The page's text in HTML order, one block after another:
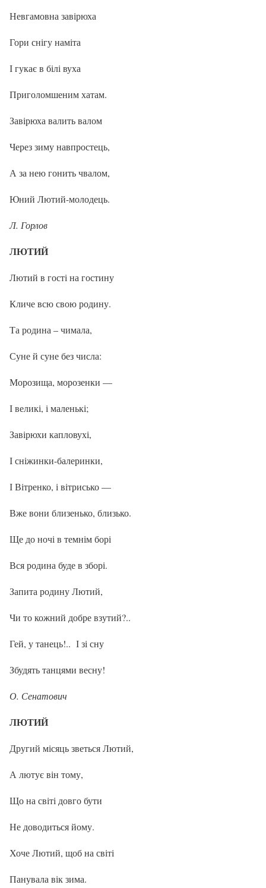
Невгамовна завірюха
Гори снігу наміта
І гукає в білі вуха
Приголомшеним хатам.
Завірюха валить валом
Через зиму навпростець,
А за нею гонить чвалом,
Юний Лютий-молодець.
Л. Горлов
ЛЮТИЙ
Лютий в гості на гостину
Кличе всю свою родину.
Та родина – чимала,
Суне й суне без числа:
Морозища, морозенки —
І великі, і маленькі;
Завірюхи капловухі,
І сніжинки-балеринки,
І Вітренко, і вітрисько —
Вже вони близенько, близько.
Ще до ночі в темнім борі
Вся родина буде в зборі.
Запита родину Лютий,
Чи то кожний добре взутий?..
Гей, у танець!.. І зі сну
Збудять танцями весну!
О. Сенатович
ЛЮТИЙ
Другий місяць зветься Лютий,
А лютує він тому,
Що на світі довго бути
Не доводиться йому.
Хоче Лютий, щоб на світі
Панувала вік зима.